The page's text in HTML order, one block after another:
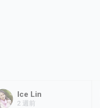
Ice Lin
2 週前